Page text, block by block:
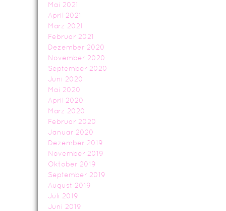
Mai 2021
April 2021
März 2021
Februar 2021
Dezember 2020
November 2020
September 2020
Juni 2020
Mai 2020
April 2020
März 2020
Februar 2020
Januar 2020
Dezember 2019
November 2019
Oktober 2019
September 2019
August 2019
Juli 2019
Juni 2019